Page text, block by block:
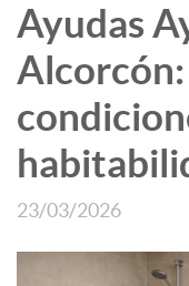
Ayudas
23/03/2026